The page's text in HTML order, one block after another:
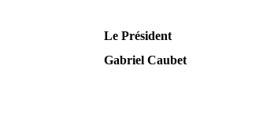
Le Président
Gabriel Caubet